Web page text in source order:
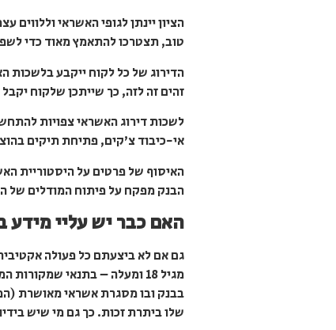
הציון יינתן לגופי האשראי
טוב, תצטרכו להתאמץ מאוד כדי
הדירוג של כל לקוח ייקבע בלשכות
זהים זה לזה, כך שייתכן שלקוח
לשכות דירוג האשראי צפויות
אי-כיבוד צ’קים, פתיחת תיקים
האיסוף של פרטים על היסטוריית
הבנק מפקח על פיתוח המודלים של
האם כבר יש עליי מידע
גם אם לא ביצעתם כל פעולה
מגיל 18 ומעלה – בתנאי
בבנק ובו מסגרת אשראי מאושרת
שלו ביתרת זכות. כך גם מי שיש